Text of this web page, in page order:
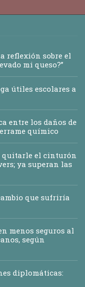
reflexión sobre el
mi queso?”
útiles escolares a
entre los daños de
químico
quitarle el cinturón
ya superan las
que sufriría
menos seguros al
según
diplomáticas: